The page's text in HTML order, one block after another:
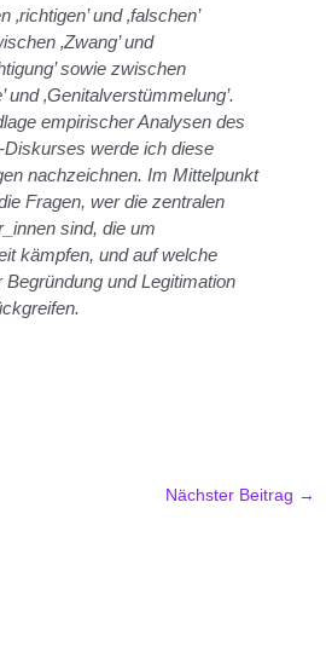
und ‚falschen’
‚Zwang’ und
sowie zwischen
und ‚Genitalverstümmelung’.
empirischer Analysen des
Diskurses werde ich diese
nachzeichnen. Im Mittelpunkt
Fragen, wer die zentralen
sind, die um
kämpfen, und auf welche
Begründung und Legitimation
Nächster Beitrag →